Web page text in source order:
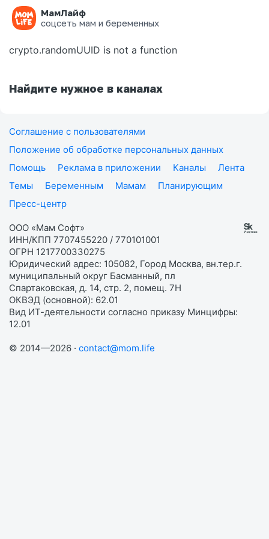
МамЛайф
соцсеть мам и беременных
Ошибка на странице
crypto.randomUUID is not a function
Найдите нужное в каналах
Соглашение с пользователями
Положение об обработке персональных данных
Помощь
Реклама в приложении Каналы
Лента
Темы
Беременным Мамам
Планирующим
Пресс-центр
ООО «Мам Софт»
ИНН/КПП 7707455220 / 770101001
ОГРН 1217700330275
Юридический адрес: 105082, Город Москва, вн.тер.г.
муниципальный округ Басманный, пл
Спартаковская, д. 14, стр. 2, помещ. 7Н
ОКВЭД (основной): 62.01
Вид ИТ-деятельности согласно приказу Минцифры:
12.01
© 2014—2026 · contact@mom.life